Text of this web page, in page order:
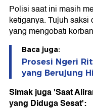
Polisi saat ini masih
ketiganya. Tujuh
yang mengobati
Baca juga:
Prosesi Ngeri
yang Berujung
Simak juga 'Saat
yang Diduga Sesat':